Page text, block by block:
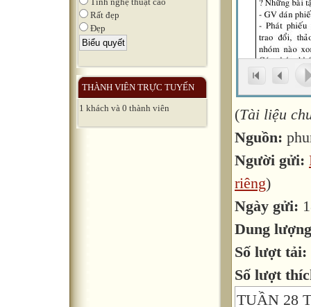
Rất đẹp
Đẹp
THÀNH VIÊN TRỰC TUYẾN
1 khách và 0 thành viên
(Tài liệu
Nguồn:
Người gửi:
riêng)
Ngày gửi:
Dung
Số lượt tải:
Số lượt
TUẦN 28